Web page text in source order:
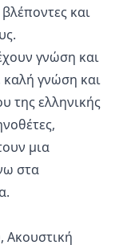
και
γνώση και
καλή γνώση και
της ελληνικής
μια
στα
Ακουστική